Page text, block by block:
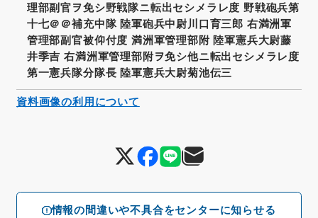
情報の間違いや不具合をセンターに知らせる
理部副官ヲ免シ野戦隊ニ転出セシメラレ度 野戦砲兵第
十七＠＠補充中隊 陸軍砲兵中尉川口育三郎 右満洲軍
管理部副官被仰付度 満洲軍管理部附 陸軍憲兵大尉藤
井季吉 右満洲軍管理部附ヲ免シ他ニ転出セシメラレ度
第一憲兵隊分隊長 陸軍憲兵大尉菊池伝三
資料画像の利用について